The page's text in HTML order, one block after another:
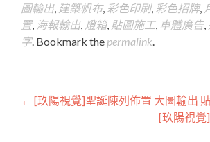
圖輸出, 建築帆布, 彩色印刷, 彩色招牌,
置, 海報輸出, 燈箱, 貼圖施工, 車體廣告,
字. Bookmark the permalink.
Post
← [玖陽視覺]聖誕陳列佈置 大圖輸出
[玖陽視覺